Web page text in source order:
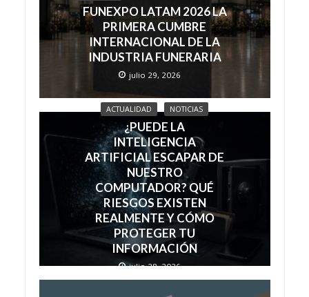
FUNEXPO LATAM 2026 LA
PRIMERA CUMBRE
INTERNACIONAL DE LA
INDUSTRIA FUNERARIA
julio 29, 2026
ACTUALIDAD NOTICIAS
¿PUEDE LA
INTELIGENCIA
ARTIFICIAL ESCAPAR DE
NUESTRO
COMPUTADOR? QUÉ
RIESGOS EXISTEN
REALMENTE Y CÓMO
PROTEGER TU
INFORMACIÓN
julio 28, 2026